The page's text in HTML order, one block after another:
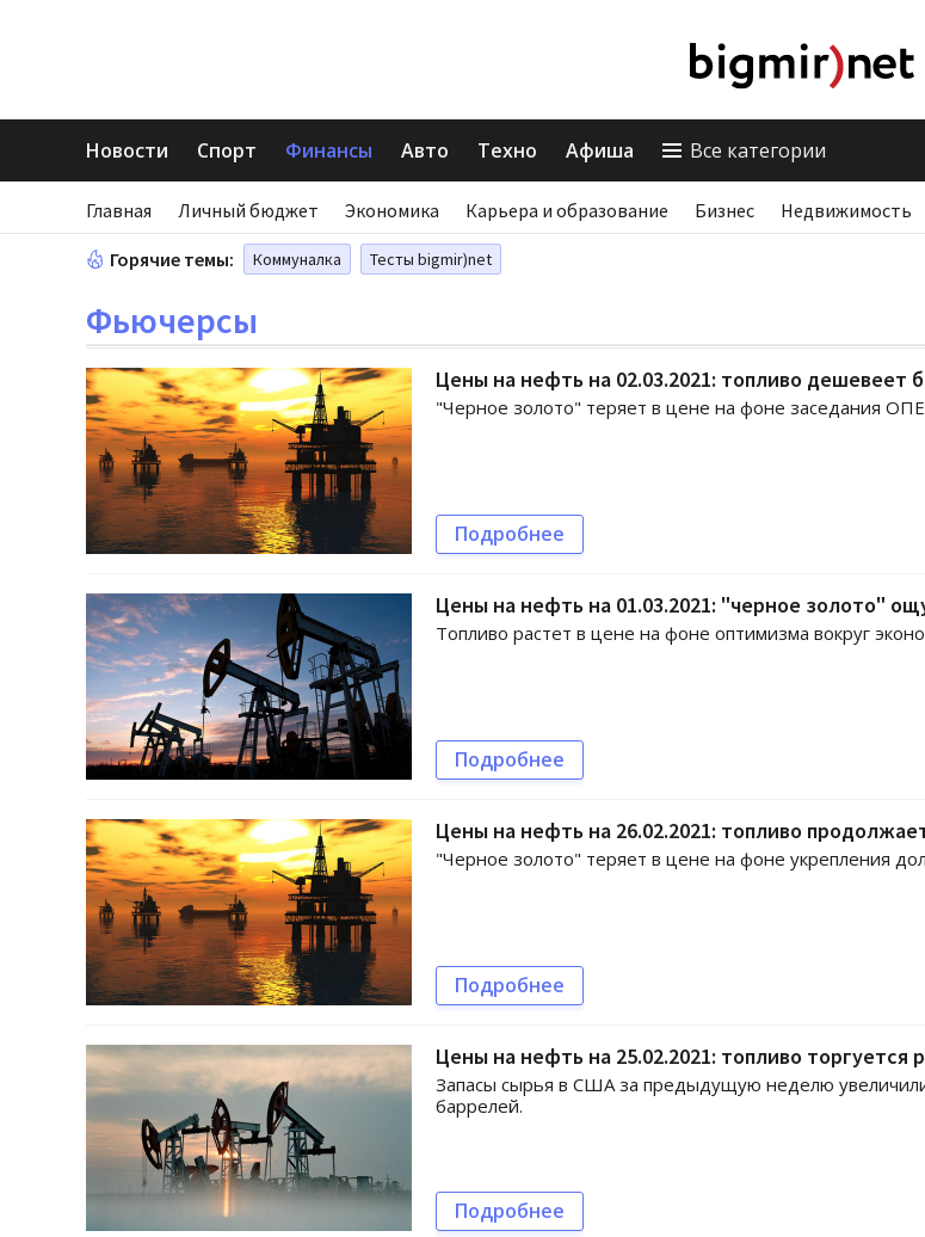
Новости Спорт Финансы Авто Техно Афиша Все категории
Главная Личный бюджет Экономика Карьера и образование Бизнес Недвижимость
Горячие темы: Коммуналка Тесты bigmir)net
Фьючерсы
Цены на нефть на 02.03.2021: топливо дешевеет
"Черное золото" теряет в цене на фоне заседания
Подробнее
Цены на нефть на 01.03.2021: "черное золото"
Топливо растет в цене на фоне оптимизма вокруг
Подробнее
Цены на нефть на 26.02.2021: топливо
"Черное золото" теряет в цене на фоне укрепления
Подробнее
Цены на нефть на 25.02.2021: топливо торгуется
Запасы сырья в США за предыдущую неделю
баррелей.
Подробнее